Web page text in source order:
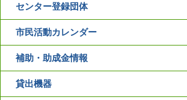
センター登録団体
市民活動カレンダー
補助・助成金情報
貸出機器